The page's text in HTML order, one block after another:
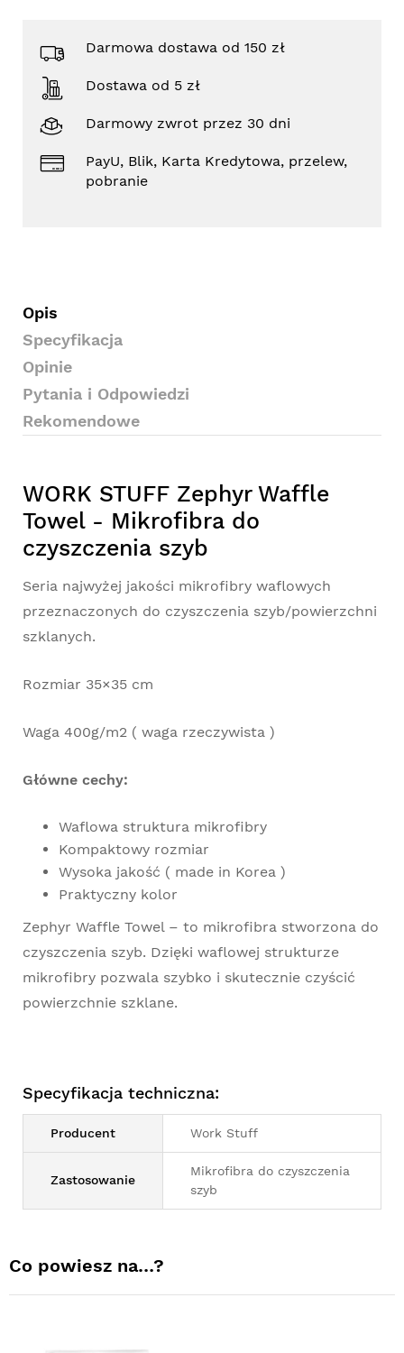
Darmowa dostawa od 150 zł
Dostawa od 5 zł
Darmowy zwrot przez 30 dni
PayU, Blik, Karta Kredytowa, przelew,
pobranie
Opis
Specyfikacja
Opinie
Pytania i Odpowiedzi
Rekomendowe
WORK STUFF Zephyr Waffle
Towel - Mikrofibra do
czyszczenia szyb
Seria najwyżej jakości mikrofibry waflowych
przeznaczonych do czyszczenia szyb/powierzchni
szklanych.
Rozmiar 35×35 cm
Waga 400g/m2 ( waga rzeczywista )
Główne cechy:
Waflowa struktura mikrofibry
Kompaktowy rozmiar
Wysoka jakość ( made in Korea )
Praktyczny kolor
Zephyr Waffle Towel – to mikrofibra stworzona do
czyszczenia szyb. Dzięki waflowej strukturze
mikrofibry pozwala szybko i skutecznie czyścić
powierzchnie szklane.
Specyfikacja techniczna:
Producent Work Stuff
Zastosowanie
Mikrofibra do czyszczenia
szyb
Co powiesz na…?